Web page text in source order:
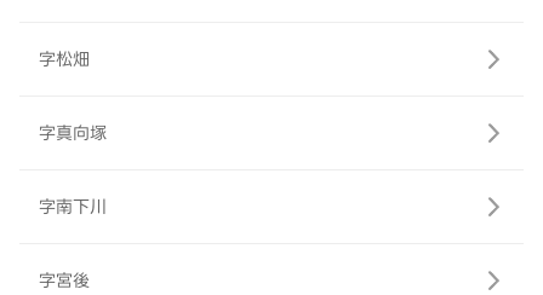
字松畑
字真向塚
字南下川
字宮後